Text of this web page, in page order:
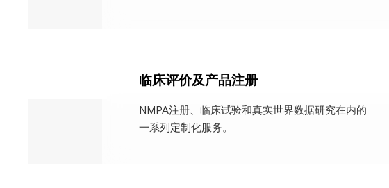
临床评价及产品注册
NMPA注册、临床试验和真实世界数据研究在内的
一系列定制化服务。